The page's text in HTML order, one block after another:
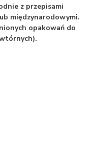
z przepisami
międzynarodowymi.
opakowań do